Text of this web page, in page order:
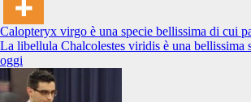
Navigazione
articoli
Calopteryx virgo è una specie bellissima di cui
La libellula Chalcolestes viridis è una bellissima
oggi